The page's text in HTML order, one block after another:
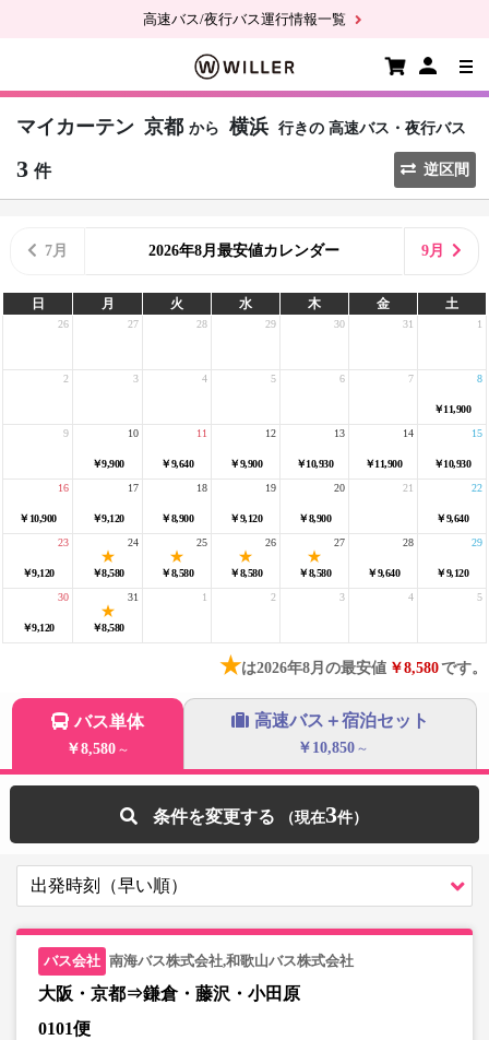
高速バス/夜行バス運行情報一覧
マイカーテン 京都 から 横浜 行きの 高速バス・夜行バス
3 件 逆区間
7月 2026年8月最安値カレンダー 9月
日 月 火 水 木 金 土
26 27 28 29 30 31 1
2 3 4 5 6 7
￥11,900
8
9
￥9,900
10
￥9,640
11
￥9,900
12
￥10,930
13
￥11,900
14
￥10,930
15
￥10,900
16
￥9,120
17
￥8,900
18
￥9,120
19
￥8,900
20 21
￥9,640
22
￥9,120
23
￥8,580
24
￥8,580
25
￥8,580
26
￥8,580
27
￥9,640
28
￥9,120
29
￥9,120
30
￥8,580
31 1 2 3 4 5
★は2026年8月の最安値 ￥8,580です。
バス単体
￥8,580 ～
高速バス＋宿泊セット
￥10,850 ～
条件を変更する 3
南海バス株式会社,和歌山バス株式会社
大阪・京都⇒鎌倉・藤沢・小田原
0101便